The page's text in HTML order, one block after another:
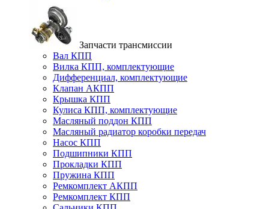
Запчасти трансмиссии
Вал КПП
Вилка КПП, комплектующие
Дифференциал, комплектующие
Клапан АКПП
Крышка КПП
Кулиса КПП, комплектующие
Масляный поддон КПП
Масляный радиатор коробки передач
Насос КПП
Подшипники КПП
Прокладки КПП
Пружина КПП
Ремкомплект АКПП
Ремкомплект КПП